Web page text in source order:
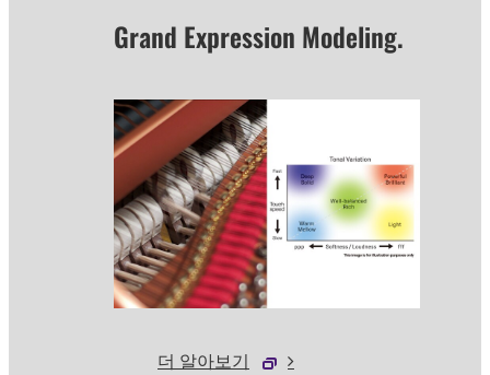
Grand Expression Modeling.
더 알아보기